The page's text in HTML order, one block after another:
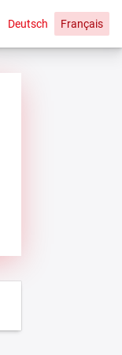
Deutsch Français